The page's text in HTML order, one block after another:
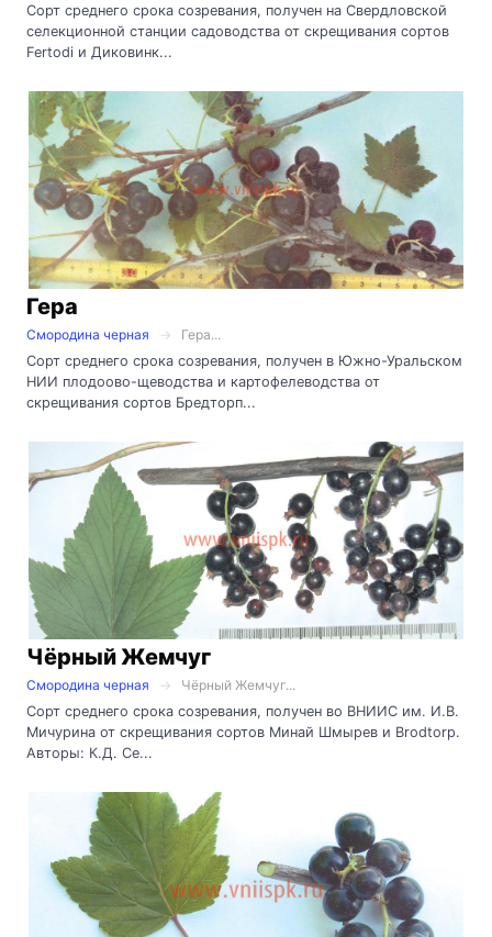
Сорт среднего срока созревания, получен на Свердловской
селекционной станции садоводства от скрещивания сортов
Fertodi и Диковинк...
Гера
Смородина черная
Гера...
Сорт среднего срока созревания, получен в Южно-Уральском
НИИ плодоово-щеводства и картофелеводства от
скрещивания сортов Бредторп...
Чёрный Жемчуг
Смородина черная
Чёрный Жемчуг...
Сорт среднего срока созревания, получен во ВНИИС им. И.В.
Мичурина от скрещивания сортов Минай Шмырев и Brodtorp.
Авторы: К.Д. Се...